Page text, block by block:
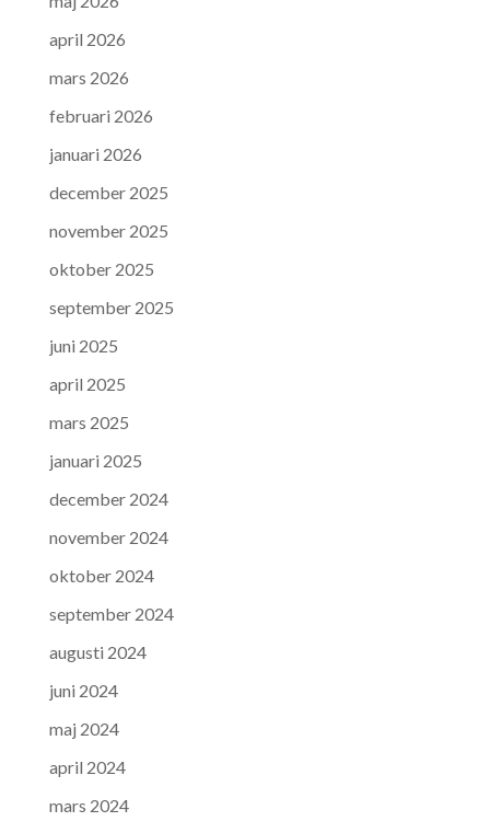
april 2026
mars 2026
februari 2026
januari 2026
december 2025
november 2025
oktober 2025
september 2025
juni 2025
april 2025
mars 2025
januari 2025
december 2024
november 2024
oktober 2024
september 2024
augusti 2024
juni 2024
maj 2024
april 2024
mars 2024